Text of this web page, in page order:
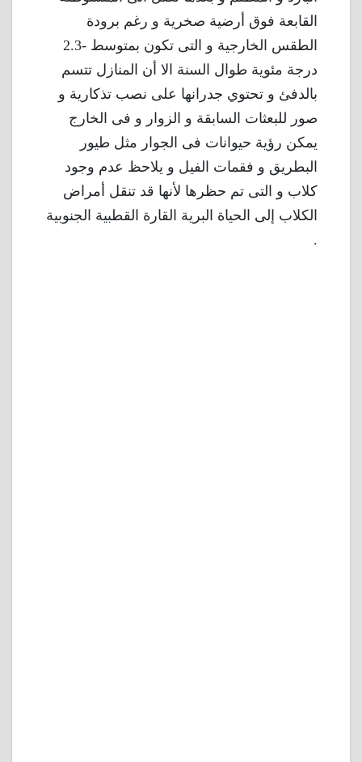
القابعة فوق أرضية صخرية و رغم برودة
الطقس الخارجية و التى تكون بمتوسط -2.3
درجة مئوية طوال السنة الا أن المنازل تتسم
بالدفئ و تحتوي جدرانها على نصب تذكارية و
صور للبعثات السابقة و الزوار و فى الخارج
يمكن رؤية حيوانات فى الجوار مثل طيور
البطريق و فقمات الفيل و يلاحظ عدم وجود
كلاب و التى تم حظرها لأنها قد تنقل أمراض
الكلاب إلى الحياة البرية القارة القطبية الجنوبية
.